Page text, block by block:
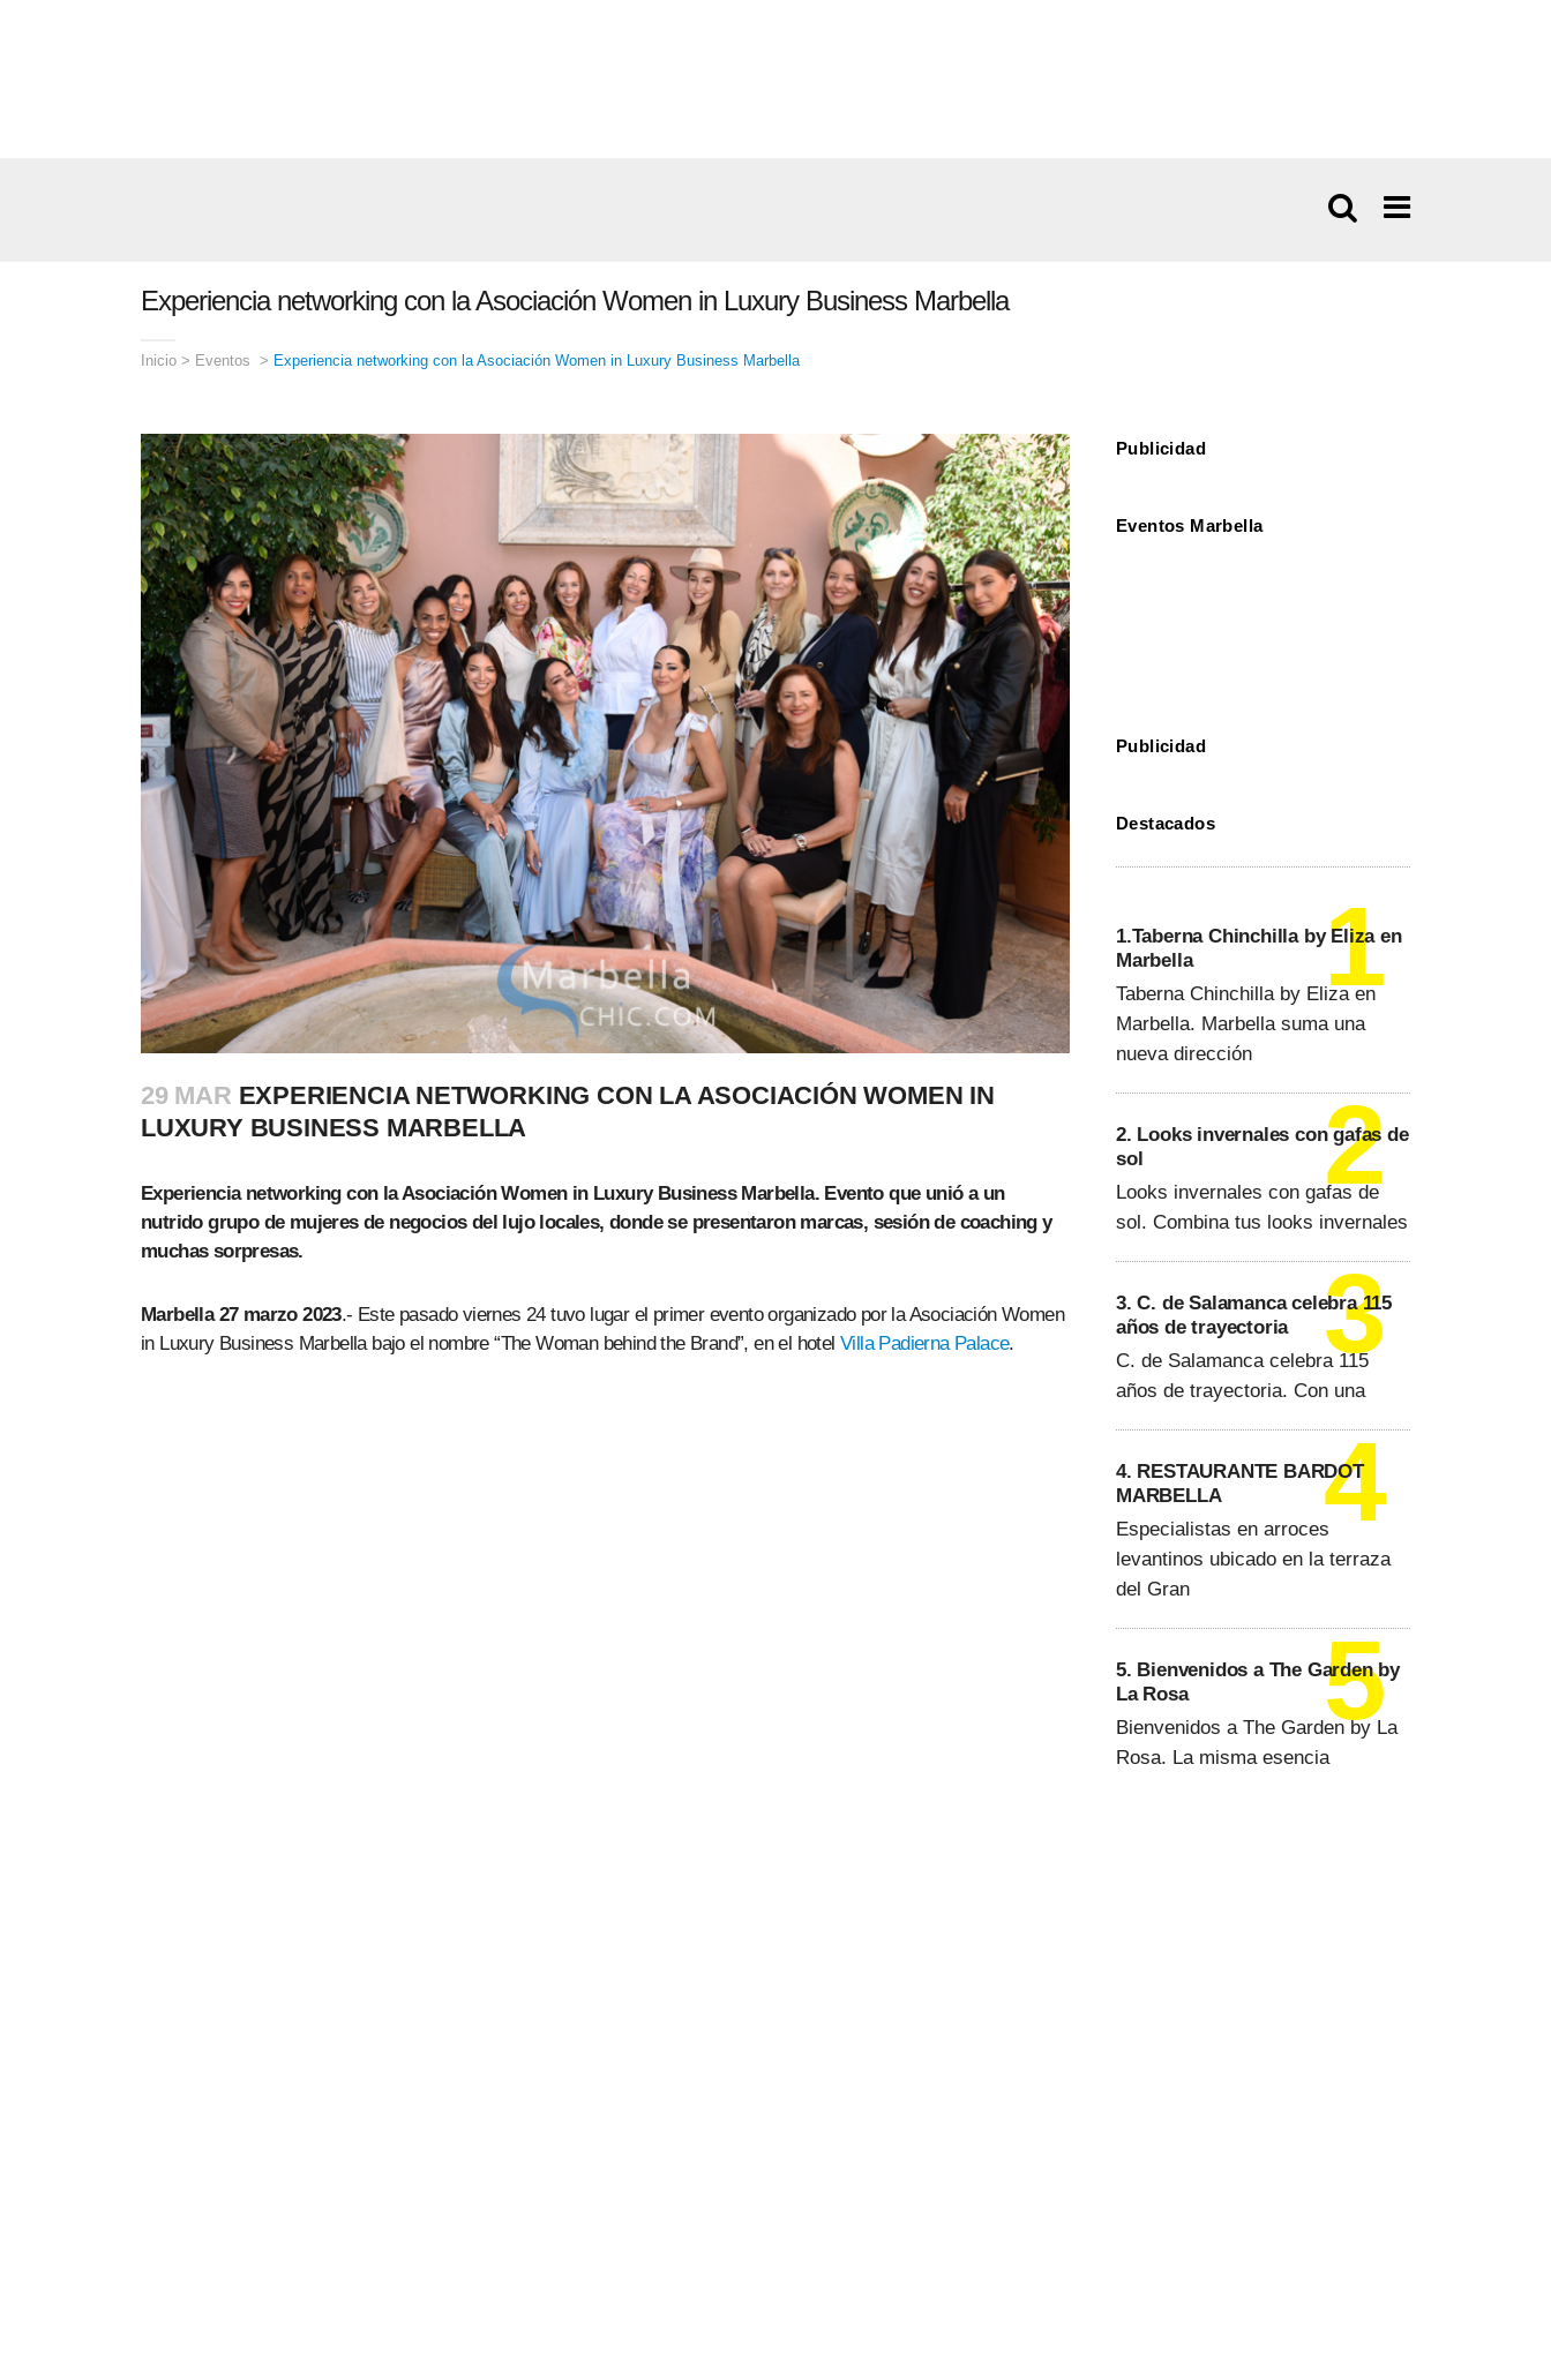
Experiencia networking con la Asociación Women in Luxury Business Marbella
Inicio > Eventos > Experiencia networking con la Asociación Women in Luxury Business Marbella
29 MAR EXPERIENCIA NETWORKING CON LA ASOCIACIÓN WOMEN IN
LUXURY BUSINESS MARBELLA
Experiencia networking con la Asociación Women in Luxury Business Marbella. Evento que unió a un
nutrido grupo de mujeres de negocios del lujo locales, donde se presentaron marcas, sesión de coaching y
muchas sorpresas.
Marbella 27 marzo 2023.- Este pasado viernes 24 tuvo lugar el primer evento organizado por la Asociación Women
in Luxury Business Marbella bajo el nombre “The Woman behind the Brand”, en el hotelVilla Padierna Palace.
Publicidad
Eventos Marbella
Publicidad
Destacados
1.Taberna Chinchilla by Eliza en
Marbella
Taberna Chinchilla by Eliza en
Marbella. Marbella suma una
nueva dirección
2. Looks invernales con gafas de
sol
Looks invernales con gafas de
sol. Combina tus looks invernales
3. C. de Salamanca celebra 115
años de trayectoria
C. de Salamanca celebra 115
años de trayectoria. Con una
4. RESTAURANTE BARDOT
MARBELLA
Especialistas en arroces
levantinos ubicado en la terraza
del Gran
5. Bienvenidos a The Garden by
La Rosa
Bienvenidos a The Garden by La
Rosa. La misma esencia